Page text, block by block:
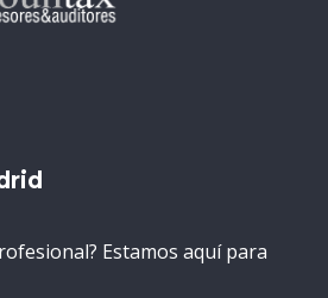
Estamos aquí para